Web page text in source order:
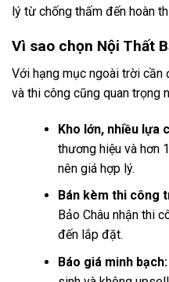
lý từ chống thấm đến hoàn
Vì sao chọn Nội Thất
Với hạng mục ngoài trời cần
và thi công cũng quan trọng
Kho lớn, nhiều lựa
thương hiệu và hơn
nên giá hợp lý.
Bán kèm thi công
Bảo Châu nhận thi
đến lắp đặt.
Báo giá minh bạch: